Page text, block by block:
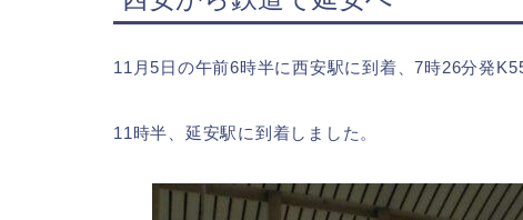
11月5日の午前6時半に西安駅に到着、7時26分発
11時半、延安駅に到着しました。